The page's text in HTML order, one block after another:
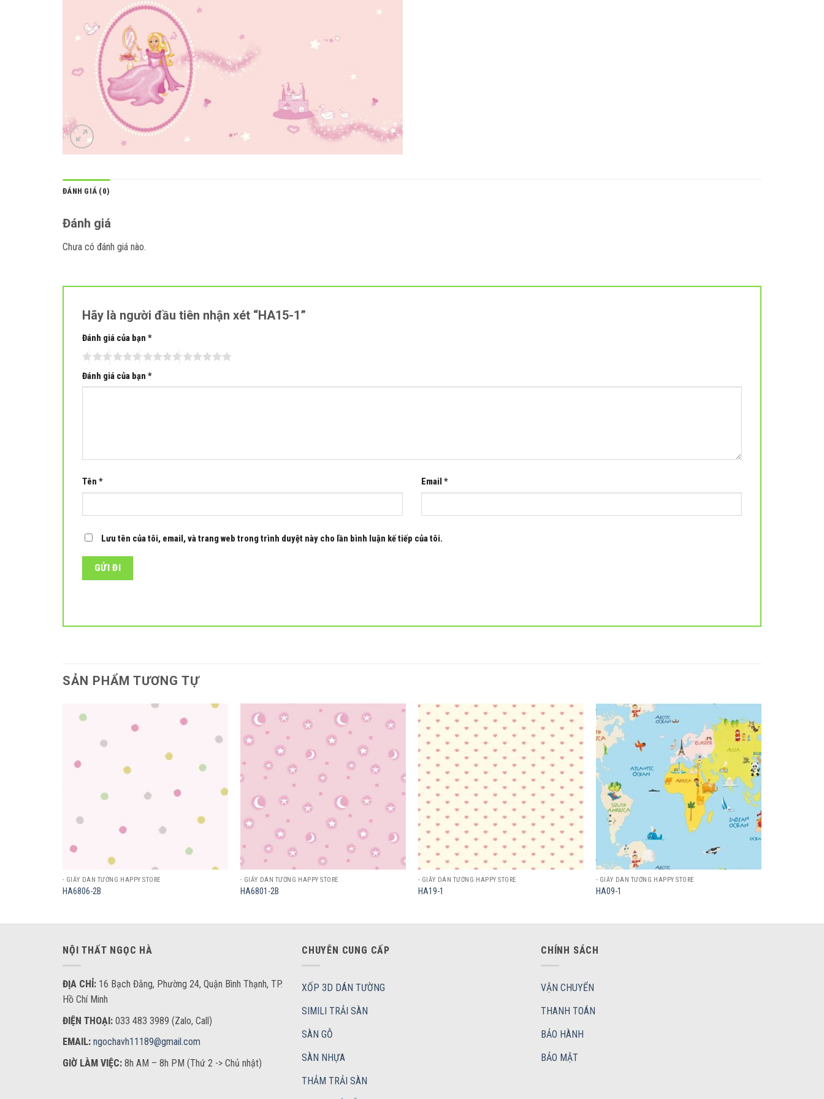
ĐÁNH GIÁ (0)
Đánh giá
Chưa có đánh giá nào.
Hãy là người đầu tiên nhận xét “HA15-1”
Đánh giá của bạn *
Đánh giá của bạn *
Tên * Email *
Lưu tên của tôi, email, và trang web trong trình duyệt này cho lần bình luận kế tiếp của tôi.
SẢN PHẨM TƯƠNG TỰ
Add to
wishlist
- GIẤY DÁN TƯỜNG HAPPY STORE
HA6806-2B
- GIẤY DÁN TƯỜNG HAPPY STORE
HA6801-2B
Add to
wishlist
- GIẤY DÁN TƯỜNG HAPPY STORE
HA19-1
Add to
wishlist
- GIẤY DÁN TƯỜNG HAPPY STORE
HA09-1
NỘI THẤT NGỌC HÀ
ĐỊA CHỈ: 16 Bạch Đằng, Phường 24, Quận Bình Thạnh, TP.
Hồ Chí Minh
ĐIỆN THOẠI: 033 483 3989 (Zalo, Call)
EMAIL: ngochavh11189@gmail.com
GIỜ LÀM VIỆC: 8h AM – 8h PM (Thứ 2 -> Chủ nhật)
CHUYÊN CUNG CẤP
XỐP 3D DÁN TƯỜNG
SIMILI TRẢI SÀN
SÀN GỖ
SÀN NHỰA
THẢM TRẢI SÀN
CHÍNH SÁCH
VẬN CHUYỂN
THANH TOÁN
BẢO HÀNH
BẢO MẬT